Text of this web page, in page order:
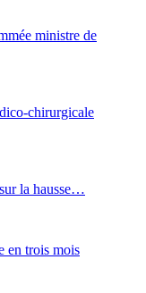
ministre de
chirurgicale
la hausse…
en trois mois